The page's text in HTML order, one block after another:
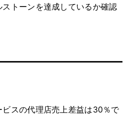
トーンを達成しているか確認
ビスの代理店売上差益は30％で